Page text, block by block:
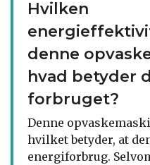
Hvilken
denne
hvad betyder
forbruget?
Denne
hvilket betyder, at
energiforbrug.